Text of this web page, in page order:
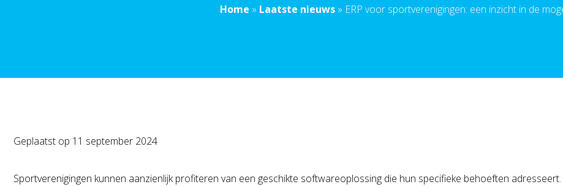
Home » Laatste nieuws» ERP voor sportverenigingen: een inzicht in de
Geplaatst op 11 september 2024
Sportverenigingen kunnen aanzienlijk profiteren van een geschikte softwareoplossing die hun specifieke behoeften